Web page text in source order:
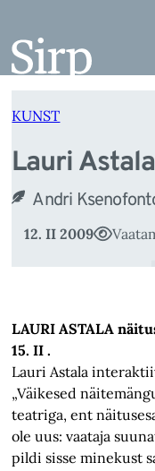
juurde
KUNST
Lauri
Andri
12. II 2009
LAURI ASTALA
15. II .
Lauri Astala
„Väikesed
teatriga, ent
ole uus: vaataja
pildi sisse minekust